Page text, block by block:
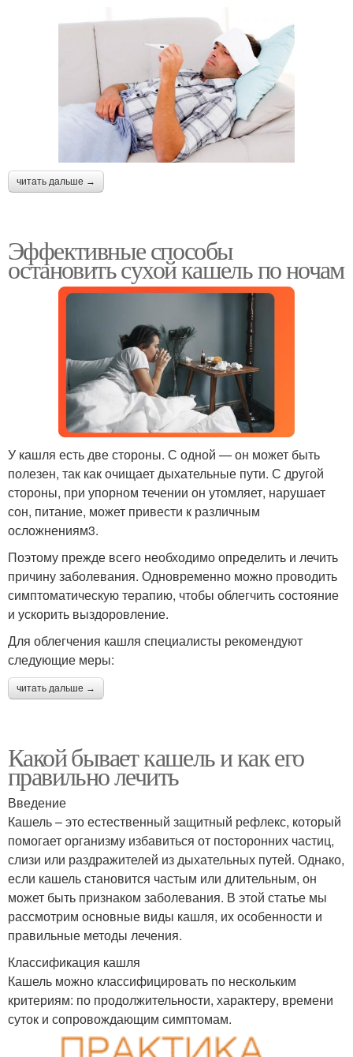
читать дальше →
Эффективные способы
остановить сухой кашель по ночам
У кашля есть две стороны. С одной — он может быть
полезен, так как очищает дыхательные пути. С другой
стороны, при упорном течении он утомляет, нарушает
сон, питание, может привести к различным
осложнениям3.
Поэтому прежде всего необходимо определить и лечить
причину заболевания. Одновременно можно проводить
симптоматическую терапию, чтобы облегчить состояние
и ускорить выздоровление.
Для облегчения кашля специалисты рекомендуют
следующие меры:
читать дальше →
Какой бывает кашель и как его
правильно лечить
Введение
Кашель – это естественный защитный рефлекс, который
помогает организму избавиться от посторонних частиц,
слизи или раздражителей из дыхательных путей. Однако,
если кашель становится частым или длительным, он
может быть признаком заболевания. В этой статье мы
рассмотрим основные виды кашля, их особенности и
правильные методы лечения.
Классификация кашля
Кашель можно классифицировать по нескольким
критериям: по продолжительности, характеру, времени
суток и сопровождающим симптомам.